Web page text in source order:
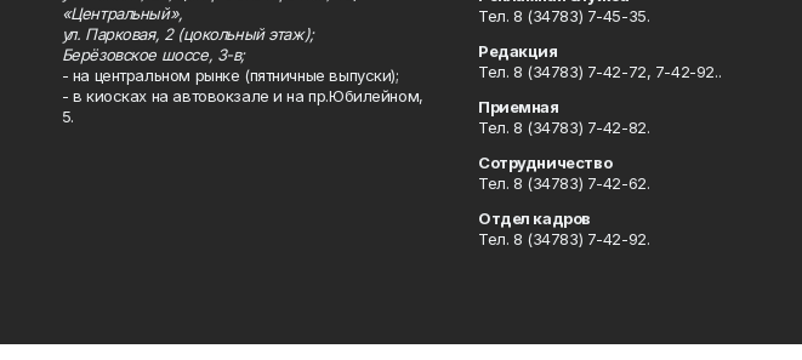
«Центральный»,
ул. Парковая, 2 (цокольный этаж);
Берёзовское шоссе, 3-в;
- на центральном рынке (пятничные выпуски);
- в киосках на автовокзале и на пр.Юбилейном,
5.
Тел. 8 (34783) 7-45-35.
Редакция
Тел. 8 (34783) 7-42-72, 7-42-92..
Приемная
Тел. 8 (34783) 7-42-82.
Сотрудничество
Тел. 8 (34783) 7-42-62.
Отдел кадров
Тел. 8 (34783) 7-42-92.